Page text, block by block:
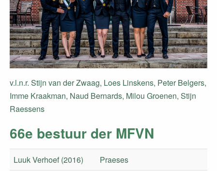
v.l.n.r. Stijn van der Zwaag, Loes Linskens, Peter Belgers,
Imme Kraakman, Naud Bernards, Milou Groenen, Stijn
Raessens
66e bestuur der MFVN
Luuk Verhoef (2016)
Praeses